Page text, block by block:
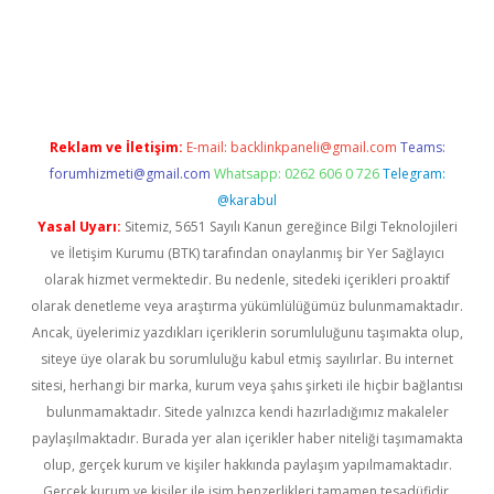
Reklam ve İletişim: E-mail: backlinkpaneli@gmail.com Teams:
forumhizmeti@gmail.com Whatsapp: 0262 606 0 726 Telegram:
@karabul
Yasal Uyarı: Sitemiz, 5651 Sayılı Kanun gereğince Bilgi Teknolojileri
ve İletişim Kurumu (BTK) tarafından onaylanmış bir Yer Sağlayıcı
olarak hizmet vermektedir. Bu nedenle, sitedeki içerikleri proaktif
olarak denetleme veya araştırma yükümlülüğümüz bulunmamaktadır.
Ancak, üyelerimiz yazdıkları içeriklerin sorumluluğunu taşımakta olup,
siteye üye olarak bu sorumluluğu kabul etmiş sayılırlar. Bu internet
sitesi, herhangi bir marka, kurum veya şahıs şirketi ile hiçbir bağlantısı
bulunmamaktadır. Sitede yalnızca kendi hazırladığımız makaleler
paylaşılmaktadır. Burada yer alan içerikler haber niteliği taşımamakta
olup, gerçek kurum ve kişiler hakkında paylaşım yapılmamaktadır.